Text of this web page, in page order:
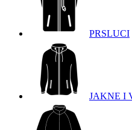
PRSLUCI
JAKNE I